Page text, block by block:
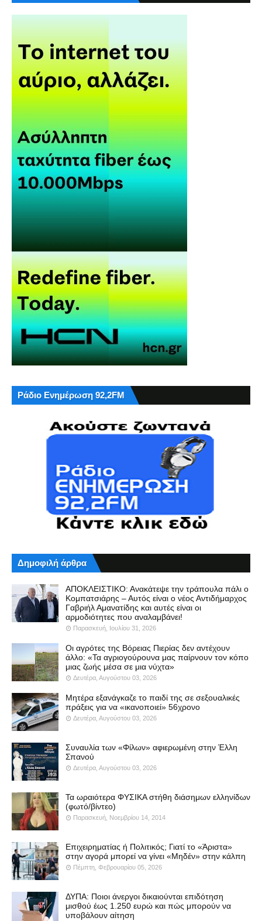
Ράδιο Ενημέρωση 92,2FM
Δημοφιλή άρθρα
ΑΠΟΚΛΕΙΣΤΙΚΟ: Ανακάτεψε την τράπουλα πάλι ο
Κομπατσιάρης – Αυτός είναι ο νέος Αντιδήμαρχος
Γαβριήλ Αμανατίδης και αυτές είναι οι
αρμοδιότητες που αναλαμβάνει!
Παρασκευή, Ιουλίου 31, 2026
Οι αγρότες της Βόρειας Πιερίας δεν αντέχουν
άλλο: «Τα αγριογούρουνα μας παίρνουν τον κόπο
μιας ζωής μέσα σε μια νύχτα»
Δευτέρα, Αυγούστου 03, 2026
Μητέρα εξανάγκαζε το παιδί της σε σεξουαλικές
πράξεις για να «ικανοποιεί» 56χρονο
Δευτέρα, Αυγούστου 03, 2026
Συναυλία των «Φίλων» αφιερωμένη στην Έλλη
Σπανού
Δευτέρα, Αυγούστου 03, 2026
Τα ωραιότερα ΦΥΣΙΚΑ στήθη διάσημων ελληνίδων
(φωτό/βίντεο)
Παρασκευή, Νοεμβρίου 14, 2014
Επιχειρηματίας ή Πολιτικός; Γιατί το «Άριστα»
στην αγορά μπορεί να γίνει «Μηδέν» στην κάλπη
Πέμπτη, Φεβρουαρίου 05, 2026
ΔΥΠΑ: Ποιοι άνεργοι δικαιούνται επιδότηση
μισθού έως 1.250 ευρώ και πώς μπορούν να
υποβάλουν αίτηση